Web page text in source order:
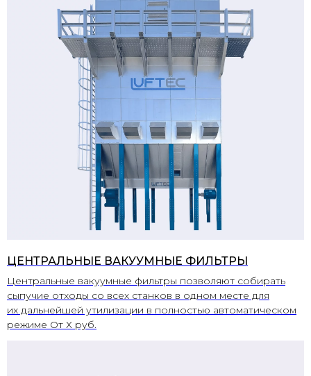
ЦЕНТРАЛЬНЫЕ ВАКУУМНЫЕ ФИЛЬТРЫ
Центральные вакуумные фильтры позволяют собирать
сыпучие отходы со всех станков в одном месте для
их дальнейшей утилизации в полностью автоматическом
режиме От Х руб.